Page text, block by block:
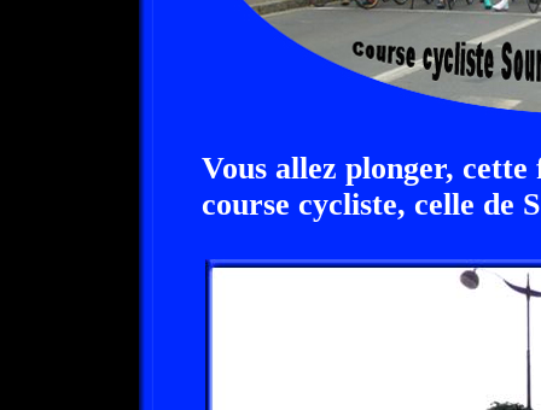
Vous allez plonger,
course cycliste, celle de